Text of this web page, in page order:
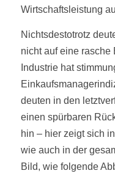
Wirtschaftsleistung
Nichtsdestotrotz
nicht auf eine
Industrie hat
deuten in den
einen spürbaren
hin – hier zeigt sich
wie auch in der
Bild, wie folgende